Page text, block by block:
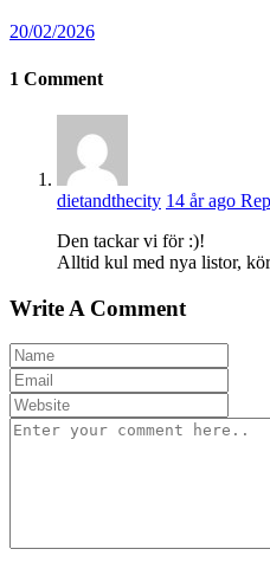
20/02/2026
1 Comment
dietandthecity 14 år ago
Den tackar vi för :)!
Alltid kul med nya listor,
Write A Comment